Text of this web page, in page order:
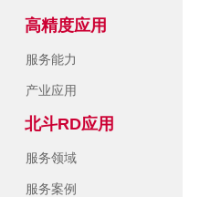
高精度应用
服务能力
产业应用
北斗RD应用
服务领域
服务案例